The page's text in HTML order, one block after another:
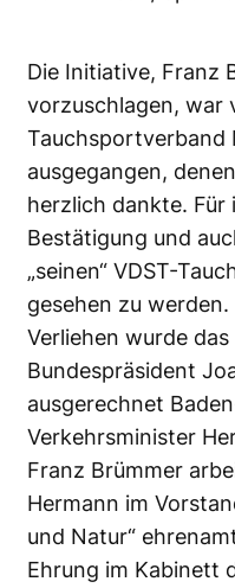
Die Initiative, Franz
vorzuschlagen, war
Tauchsportverband
ausgegangen,
herzlich dankte. Für
Bestätigung und
„seinen“ VDST-
gesehen zu werden.
Verliehen wurde
Bundespräsident
ausgerechnet
Verkehrsminister
Franz Brümmer
Hermann im
und Natur“
Ehrung im Kabinett